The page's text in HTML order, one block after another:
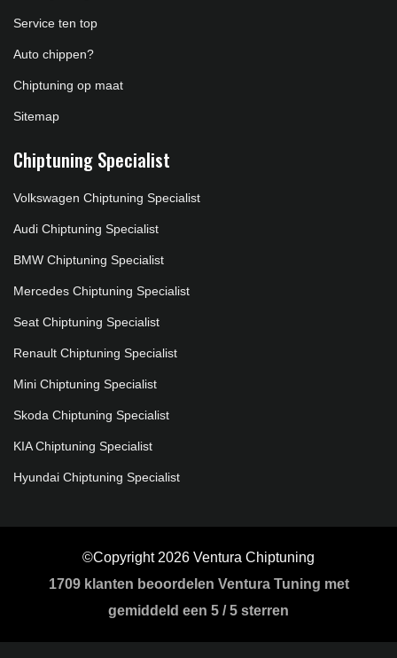
Service ten top
Auto chippen?
Chiptuning op maat
Sitemap
Chiptuning Specialist
Volkswagen Chiptuning Specialist
Audi Chiptuning Specialist
BMW Chiptuning Specialist
Mercedes Chiptuning Specialist
Seat Chiptuning Specialist
Renault Chiptuning Specialist
Mini Chiptuning Specialist
Skoda Chiptuning Specialist
KIA Chiptuning Specialist
Hyundai Chiptuning Specialist
©Copyright 2026 Ventura Chiptuning
1709klanten beoordelen Ventura Tuning met
gemiddeld een 5 /5 sterren